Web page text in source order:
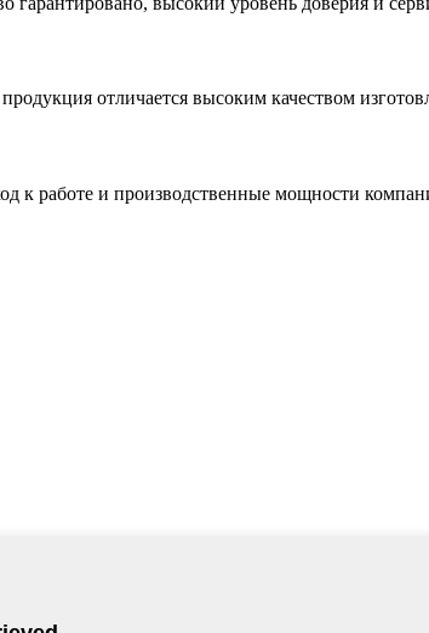
отличается высоким качеством
к работе и производственные мощности